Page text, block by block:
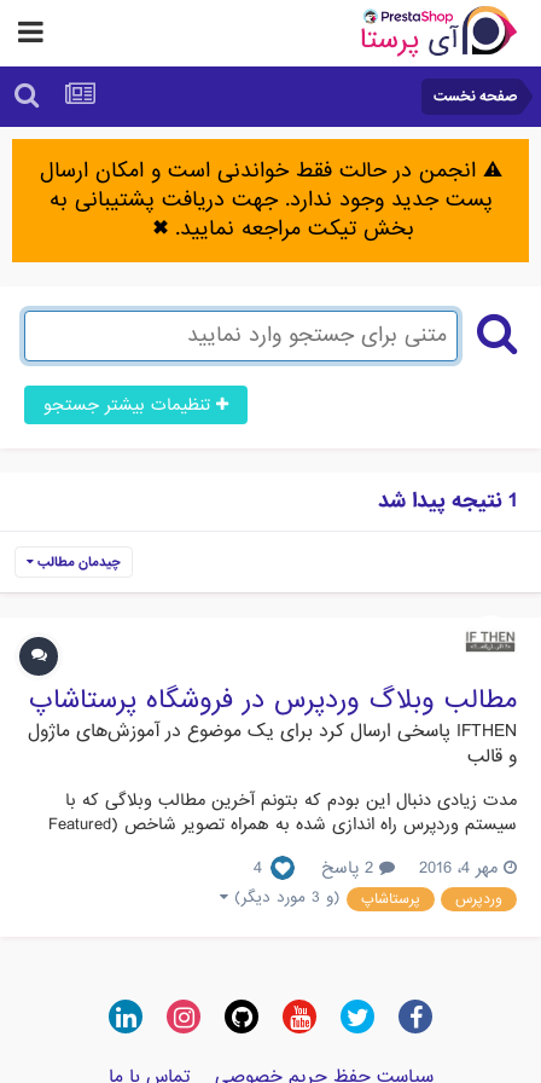
صفحه نخست
⚠️ انجمن در حالت فقط خواندنی است و امکان ارسال
پست جدید وجود ندارد. جهت دریافت پشتیبانی به
بخش تیکت مراجعه نمایید.✖
تنظیمات بیشتر جستجو
1 نتیجه پیدا شد
چیدمان مطالب
مطالب وبلاگ وردپرس در فروشگاه پرستاشاپ
IFTHEN پاسخی ارسال کرد برای یک موضوع درآموزش‌های ماژول
و قالب
مدت زیادی دنبال این بودم که بتونم آخرین مطالب وبلاگی که با
سیستم وردپرس راه اندازی شده به همراه تصویر شاخص (Featured
اضافه کردن فید وبلاگ مورد نظر، عنوان (Title) آخرین مطالب ر...
مهر 4، 2016 4
وردپرس پرستاشاپ (و 3 مورد دیگر)
سیاست حفظ حریم خصوصی تماس با ما